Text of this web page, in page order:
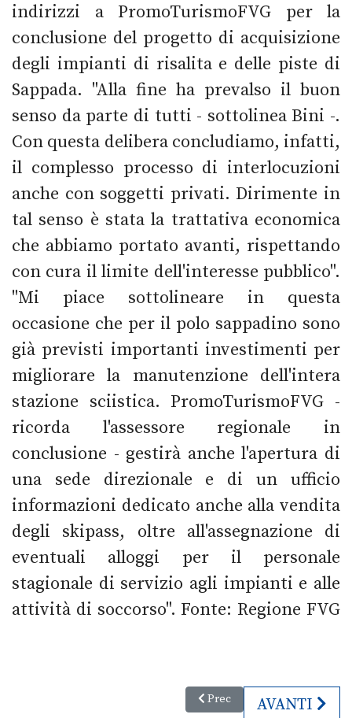
indirizzi a PromoTurismoFVG per la
conclusione del progetto di acquisizione
degli impianti di risalita e delle piste di
Sappada. "Alla fine ha prevalso il buon
senso da parte di tutti - sottolinea Bini -.
Con questa delibera concludiamo, infatti,
il complesso processo di interlocuzioni
anche con soggetti privati. Dirimente in
tal senso è stata la trattativa economica
che abbiamo portato avanti, rispettando
con cura il limite dell'interesse pubblico".
"Mi piace sottolineare in questa
occasione che per il polo sappadino sono
già previsti importanti investimenti per
migliorare la manutenzione dell'intera
stazione sciistica. PromoTurismoFVG -
ricorda l'assessore regionale in
conclusione - gestirà anche l'apertura di
una sede direzionale e di un ufficio
informazioni dedicato anche alla vendita
degli skipass, oltre all'assegnazione di
eventuali alloggi per il personale
stagionale di servizio agli impianti e alle
attività di soccorso". Fonte: Regione FVG
Articolo precedente: Un
Prec ARTICOLO
AVANTI